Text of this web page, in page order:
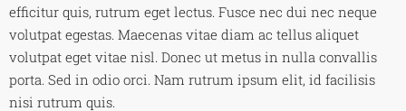
efficitur quis, rutrum eget lectus. Fusce nec dui nec neque
volutpat egestas. Maecenas vitae diam ac tellus aliquet
volutpat eget vitae nisl. Donec ut metus in nulla convallis
porta. Sed in odio orci. Nam rutrum ipsum elit, id facilisis
nisi rutrum quis.